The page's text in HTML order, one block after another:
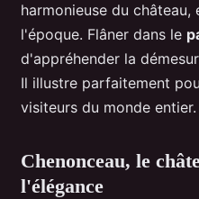
harmonieuse du
l'époque. Flâner dans le
d'appréhender la
Il illustre parfaitement
visiteurs du monde entier.
Chenonceau, le
l'élégance